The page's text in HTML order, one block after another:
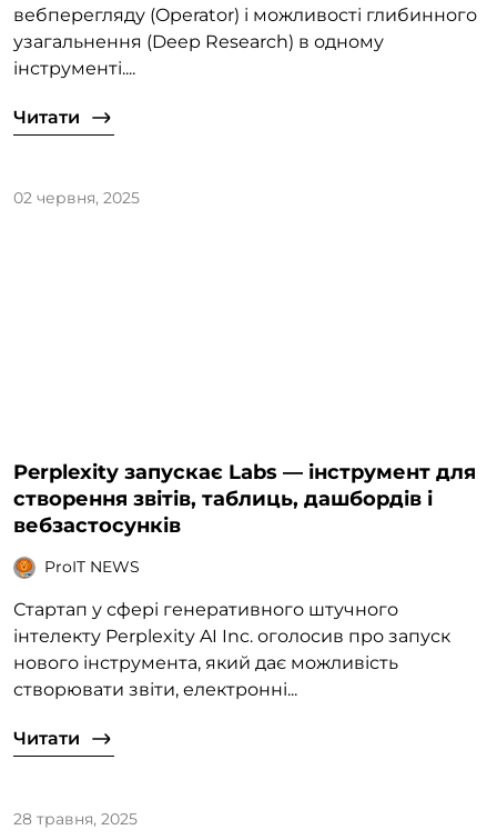
вебперегляду (Operator) і можливості глибинного
узагальнення (Deep Research) в одному
інструменті....
Читати
02 червня, 2025
Perplexity запускає Labs — інструмент для
створення звітів, таблиць, дашбордів і
вебзастосунків
ProIT NEWS
Стартап у сфері генеративного штучного
інтелекту Perplexity AI Inc. оголосив про запуск
нового інструмента, який дає можливість
створювати звіти, електронні...
Читати
28 травня, 2025